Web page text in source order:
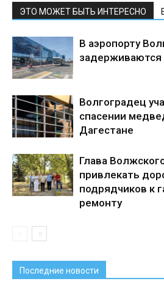
ЭТО МОЖЕТ БЫТЬ ИНТЕРЕСНО
В аэропорту
задерживаются
Волгоградец
спасении
Дагестане
Глава
привлекать
подрядчиков к
ремонту
Последние новости